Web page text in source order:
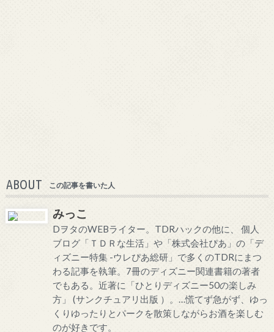
ABOUT この記事を書いた人
みっこ
DヲタのWEBライター。TDRハックの他に、 個人
ブログ「ＴＤＲな生活」や「株式会社ぴあ」の「デ
ィズニー特集 -ウレぴあ総研」で多くのTDRにまつ
わる記事を執筆。7冊のディズニー関連書籍の著者
でもある。近著に「ひとりディズニー50の楽しみ
方」 (サンクチュアリ出版 ）。…慌てず急がず、ゆっ
くりゆったりとパークを散策しながらお酒を楽しむ
のが好きです。